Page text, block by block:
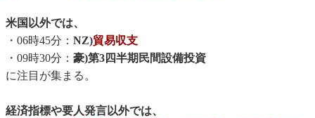
米国以外では、
・06時45分： NZ)貿易収支
・09時30分： 豪)第3四半期民間設備投資
に注目が集まる。
経済指標や要人発言以外では、